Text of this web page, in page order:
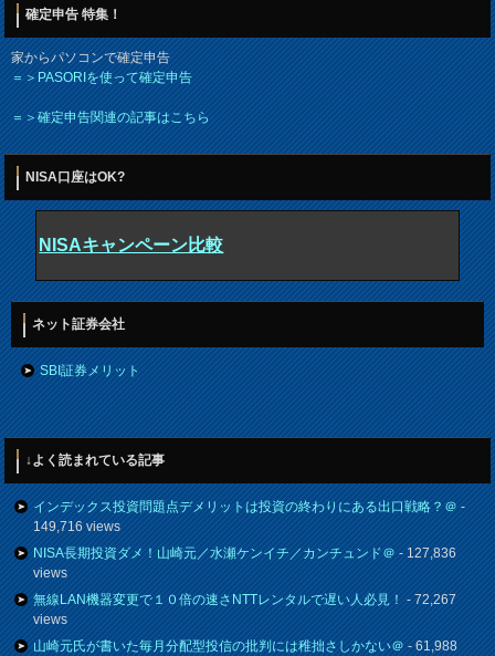
確定申告 特集！
家からパソコンで確定申告
＝＞PASORIを使って確定申告
＝＞確定申告関連の記事はこちら
NISA口座はOK?
NISAキャンペーン比較
ネット証券会社
SBI証券メリット
↓よく読まれている記事
インデックス投資問題点デメリットは投資の終わりにある出口戦略？＠-
149,716 views
NISA長期投資ダメ！山崎元／水瀬ケンイチ／カンチュンド＠- 127,836
views
無線LAN機器変更で１０倍の速さNTTレンタルで遅い人必見！- 72,267
views
山崎元氏が書いた毎月分配型投信の批判には稚拙さしかない＠- 61,988